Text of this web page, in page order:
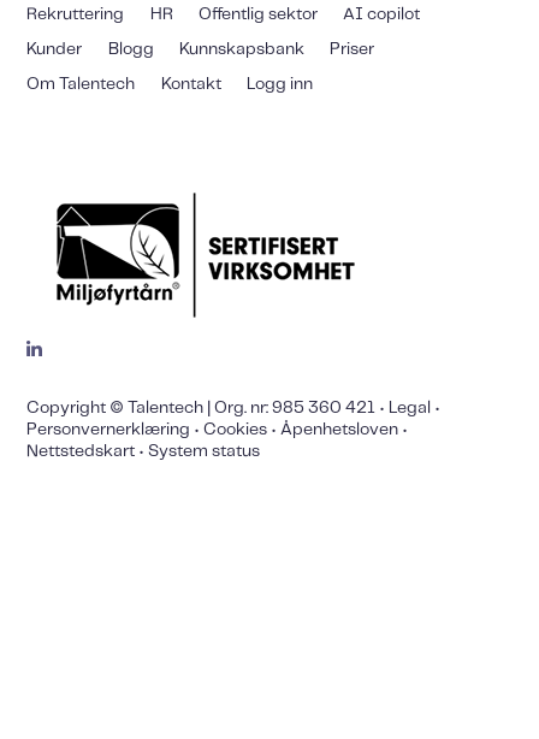
Rekruttering HR Offentlig sektor AI copilot
Kunder Blogg Kunnskapsbank Priser
Om Talentech Kontakt Logg inn
Copyright © Talentech | Org. nr: 985 360 421 • Legal •
Personvernerklæring •Cookies •Åpenhetsloven •
Nettstedskart •System status